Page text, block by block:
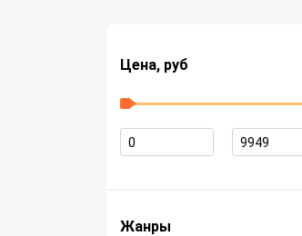
Цена, руб
Жанры